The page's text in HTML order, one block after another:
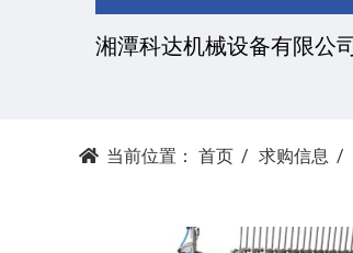
东莞市凯文化工有限公司
当前位置： 首页 求购信息